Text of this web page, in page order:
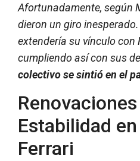
Afortunadamente, según
dieron un giro
extendería su vínculo con
cumpliendo así con sus
colectivo se sintió en el
Estabilidad
Ferrari